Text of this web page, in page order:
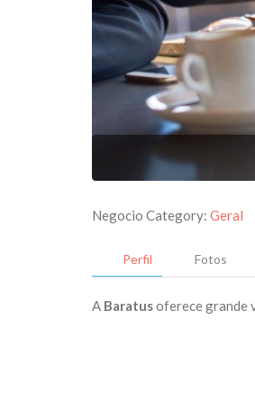
Negocio Category: Geral
Perfil Fotos
A Baratusoferece grande